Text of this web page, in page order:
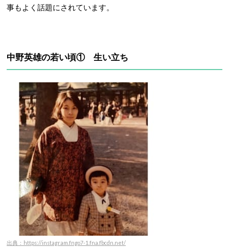
事もよく話題にされています。
中野英雄の若い頃① 生い立ち
出典：https://instagram.fngo7-1.fna.fbcdn.net/